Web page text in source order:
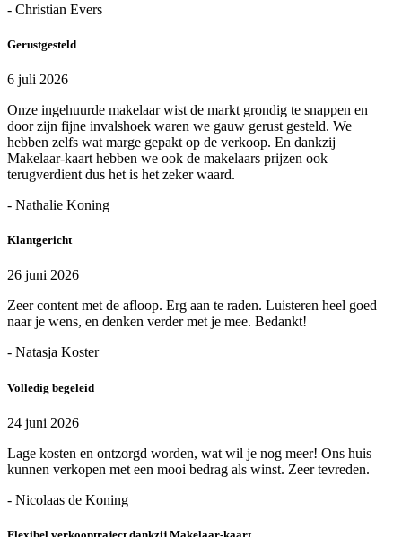
- Christian Evers
Gerustgesteld
6 juli 2026
Onze ingehuurde makelaar wist de markt grondig te snappen en
door zijn fijne invalshoek waren we gauw gerust gesteld. We
hebben zelfs wat marge gepakt op de verkoop. En dankzij
Makelaar-kaart hebben we ook de makelaars prijzen ook
terugverdient dus het is het zeker waard.
- Nathalie Koning
Klantgericht
26 juni 2026
Zeer content met de afloop. Erg aan te raden. Luisteren heel goed
naar je wens, en denken verder met je mee. Bedankt!
- Natasja Koster
Volledig begeleid
24 juni 2026
Lage kosten en ontzorgd worden, wat wil je nog meer! Ons huis
kunnen verkopen met een mooi bedrag als winst. Zeer tevreden.
- Nicolaas de Koning